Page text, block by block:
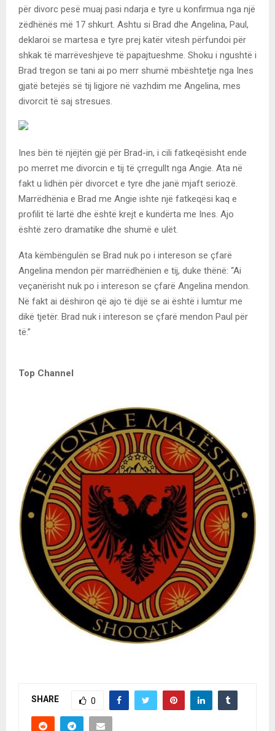
për divorc pesë muaj pasi ndarja e tyre u konfirmua nga një
zëdhënës më 17 shkurt. Ashtu si Brad dhe Angelina, Paul,
deklaroi se martesa e tyre prej katër vitesh përfundoi për
shkak të marrëveshjeve të papajtueshme. Shoku i ngushtë i
Brad tregon se tani ai po merr shumë mbështetje nga Ines
gjatë betejës së tij ligjore në vazhdim me Angelina, mes
divorcit të saj stresues.
Ines bën të njëjtën gjë për Brad-in, i cili fatkeqësisht ende
po merret me divorcin e tij të çrregullt nga Angie. Ata në
fakt u lidhën për divorcet e tyre dhe janë mjaft seriozë.
Marrëdhënia e Brad me Angie ishte një fatkeqësi kaq e
profilit të lartë dhe është krejt e kundërta me Ines. Ajo
është zero dramatike dhe shumë e ulët.
Ata këmbëngulën se Brad nuk po i intereson se çfarë
Angelina mendon për marrëdhënien e tij, duke thënë: “Ai
veçanërisht nuk po i intereson se çfarë Angelina mendon.
Në fakt ai dëshiron që ajo të dijë se ai është i lumtur me
dikë tjetër. Brad nuk i intereson se çfarë mendon Paul për
të.”
Top Channel
SHARE 0